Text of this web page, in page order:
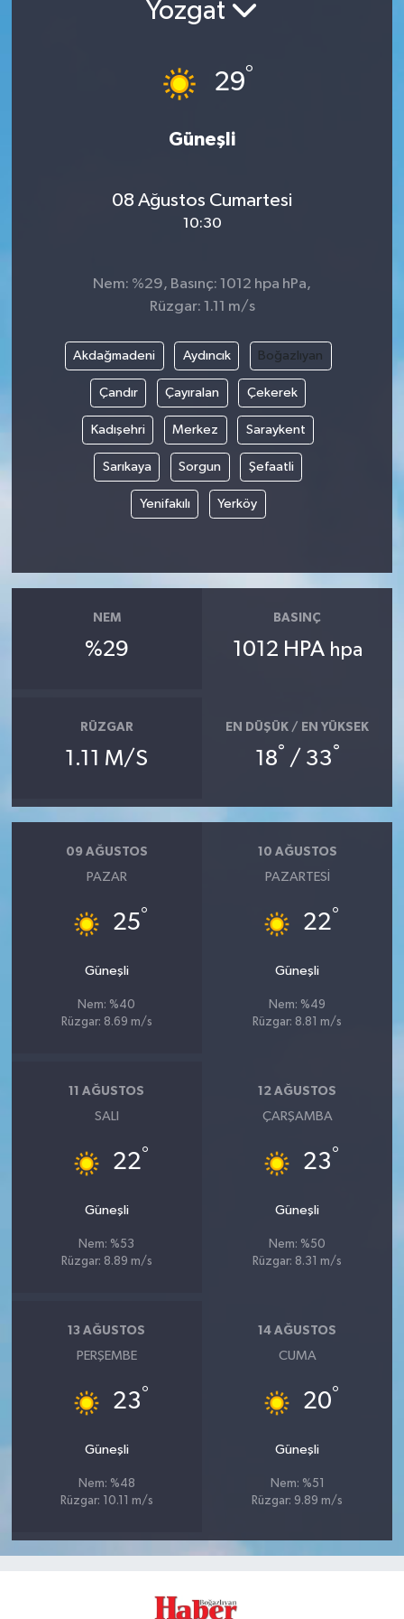
Yozgat
29°
Güneşli
08 Ağustos Cumartesi
10:30
Nem: %29, Basınç: 1012 hpa hPa,
Rüzgar: 1.11 m/s
Akdağmadeni Aydıncık Boğazlıyan
Çandır Çayıralan Çekerek
Kadışehri Merkez Saraykent
Sarıkaya Sorgun Şefaatli
Yenifakılı Yerköy
NEM
%29
BASINÇ
1012 HPA hpa
RÜZGAR
1.11 M/S
EN DÜŞÜK / EN YÜKSEK
18° / 33°
09 AĞUSTOS
PAZAR
25°
Güneşli
Nem: %40
Rüzgar: 8.69 m/s
10 AĞUSTOS
PAZARTESI
22°
Güneşli
Nem: %49
Rüzgar: 8.81 m/s
11 AĞUSTOS
SALI
22°
Güneşli
Nem: %53
Rüzgar: 8.89 m/s
12 AĞUSTOS
ÇARŞAMBA
23°
Güneşli
Nem: %50
Rüzgar: 8.31 m/s
13 AĞUSTOS
PERŞEMBE
23°
Güneşli
Nem: %48
Rüzgar: 10.11 m/s
14 AĞUSTOS
CUMA
20°
Güneşli
Nem: %51
Rüzgar: 9.89 m/s